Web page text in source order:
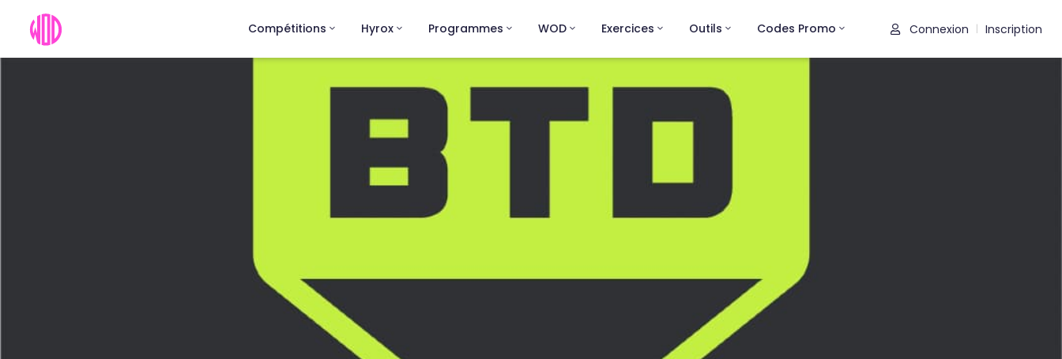
Compétitions Hyrox Programmes WOD Exercices Outils Codes Promo Connexion Inscription